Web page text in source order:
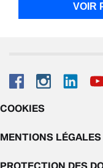
VOIR
COOKIES
MENTIONS LÉGALES
PROTECTION DES